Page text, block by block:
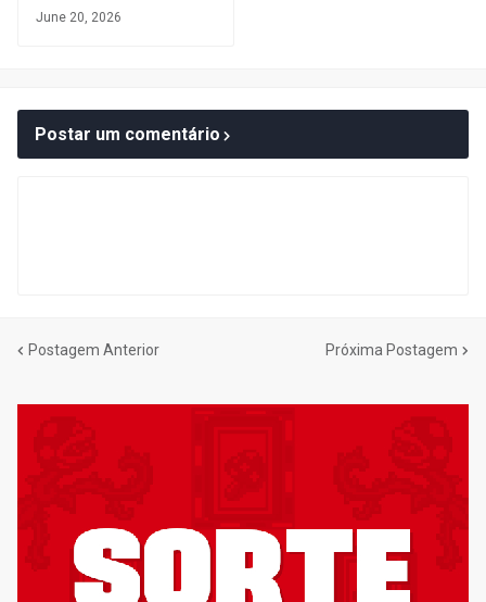
June 20, 2026
Postar um comentário
Postagem Anterior Próxima Postagem